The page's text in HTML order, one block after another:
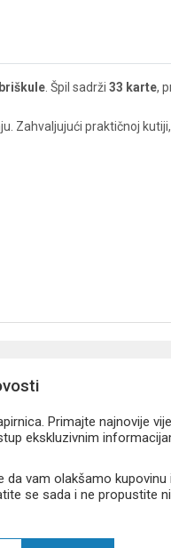
. Špil sadrži 33 karte,
Zahvaljujući praktičnoj
Primajte najnovije
ekskluzivnim
vam olakšamo
se sada i ne propustite